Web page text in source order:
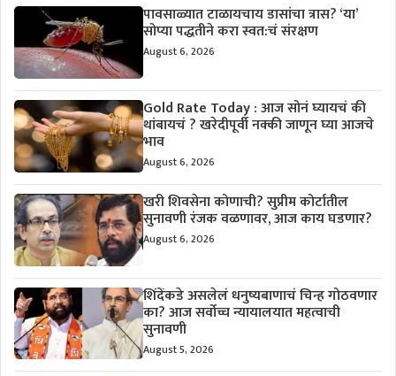
पावसाळ्यात टाळायचाय डासांचा त्रास? ‘या’
सोप्या पद्धतीने करा स्वत:चं संरक्षण
August 6, 2026
Gold Rate Today : आज सोनं घ्यायचं की
थांबायचं ? खरेदीपूर्वी नक्की जाणून घ्या आजचे
भाव
August 6, 2026
खरी शिवसेना कोणाची? सुप्रीम कोर्टातील
सुनावणी रंजक वळणावर, आज काय घडणार?
August 6, 2026
शिंदेंकडे असलेलं धनुष्यबाणाचं चिन्ह गोठवणार
का? आज सर्वोच्च न्यायालयात महत्वाची
सुनावणी
August 5, 2026